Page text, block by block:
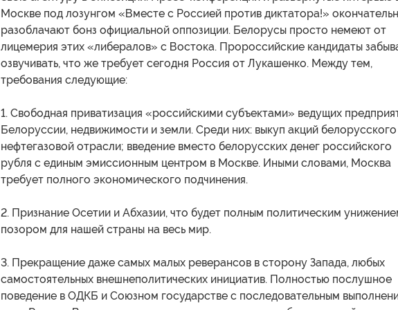
Москве под лозунгом «Вместе с Россией против диктатора!»
разоблачают бонз официальной оппозиции. Белорусы просто немеют от
лицемерия этих «либералов» с Востока. Пророссийские кандидаты
озвучивать, что же требует сегодня Россия от Лукашенко. Между тем,
требования следующие:
1. Свободная приватизация «российскими субъектами» ведущих
Белоруссии, недвижимости и земли. Среди них: выкуп акций белорусского
нефтегазовой отрасли; введение вместо белорусских денег российского
рубля с единым эмиссионным центром в Москве. Иными словами, Москва
требует полного экономического подчинения.
2. Признание Осетии и Абхазии, что будет полным политическим
позором для нашей страны на весь мир.
3. Прекращение даже самых малых реверансов в сторону Запада, любых
самостоятельных внешнеполитических инициатив. Полностью послушное
поведение в ОДКБ и Союзном государстве с последовательным